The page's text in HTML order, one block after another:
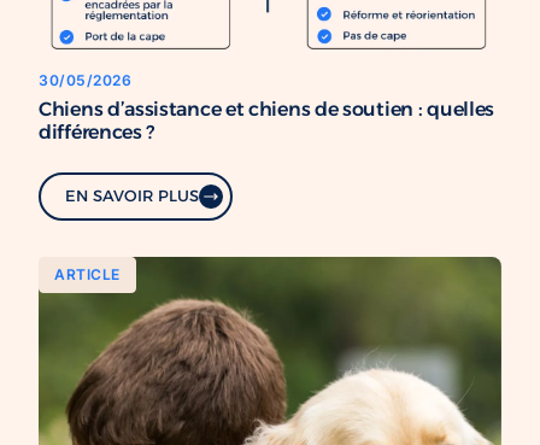
30/05/2026
Chiens d’assistance et chiens de soutien : quelles
différences ?
EN SAVOIR PLUS
ARTICLE